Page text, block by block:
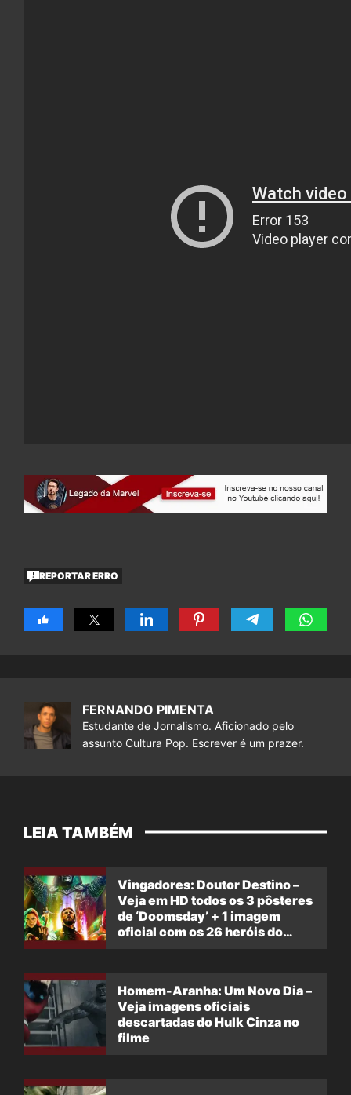
REPORTAR ERRO
FERNANDO PIMENTA
Estudante de Jornalismo. Aficionado pelo
assunto Cultura Pop. Escrever é um prazer.
LEIA TAMBÉM
Vingadores: Doutor Destino –
Veja em HD todos os 3 pôsteres
de ‘Doomsday’ + 1 imagem
oficial com os 26 heróis do
Homem-Aranha: Um Novo Dia –
Veja imagens oficiais
descartadas do Hulk Cinza no
filme